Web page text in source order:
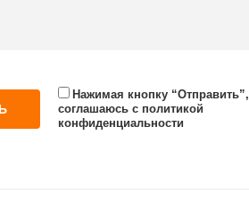
Нажимая кнопку
соглашаюсь с политикой
конфиденциальности